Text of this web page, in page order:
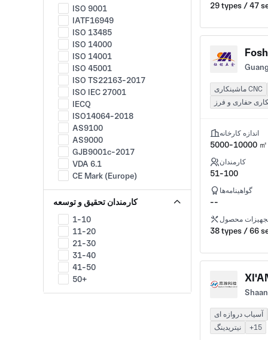
غذا و نوشیدنی
Name
کوره و کوره های صنعتی
اتوماسیون
صنعت CNC
بلبرینگ و انتقال
ابزار اندازه گیری و کنترل
صنعت بویلر
موتور احتراق داخلی
صنعت پنوماتیک
ابزار برش
ابزار قدرت
Industry Fasteners
مخازن تحت فشار
HVAC
رباتیک
Service Robots
Special-Purpose Robots
Embodied AI
تولید تجهیزات ساخت افزودنی
مکانیکی و الکتریکی (بقیه)
پزشکی
بیوتکنولوژی دارویی
ISO 9001
IATF16949
ISO 13485
ISO 14000
ISO 14001
ISO 45001
ISO TS22163-2017
ISO IEC 27001
IECQ
ISO14064-2018
AS9100
AS9000
GJB9001c-2017
VDA 6.1
CE Mark (Europe)
FDA - U.S. Food and Drug
Administration
QS9000
QS 9000 TE Supplement
QUALIFAS
CCC
ANSI/ESD S20.20
AS 9003
AS 9102
ASME
کارمندان تحقیق و توسعه
1-10
11-20
21-30
31-40
41-50
50+
29 types / 47
ماشینکاری CNC
حفاری و فرز
اندازه کارخانه
5000-10000 ㎡
کارمندان
51-100
گواهینامه‌ها
--
محصول
38 types / 66
آسیاب دروازه ای
نیتریدینگ
+15